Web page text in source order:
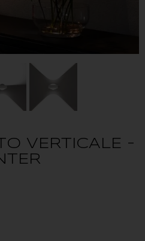
VERTICALE -